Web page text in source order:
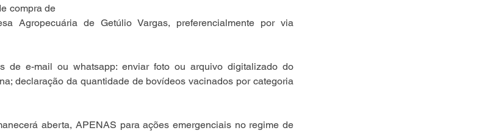
compra de
Agropecuária de Getúlio Vargas, preferencialmente por via
de e-mail ou whatsapp: enviar foto ou arquivo digitalizado do
declaração da quantidade de bovídeos vacinados por categoria
aberta, APENAS para ações emergenciais no regime de